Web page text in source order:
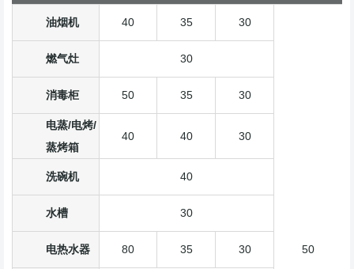
油烟机 40 35 30
50
燃气灶 30
消毒柜 50 35 30
电蒸/电烤/
蒸烤箱
40 40 30
洗碗机 40
水槽 30
电热水器 80 35 30